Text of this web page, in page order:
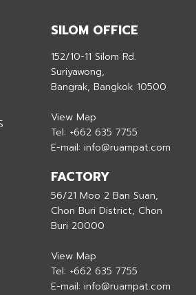
SILOM OFFICE
152/10-11 Silom Rd.
Suriyawong,
Bangrak, Bangkok 10500
View Map
Tel: +662 635 7755
E-mail:info@ruampat.com
FACTORY
56/21 Moo 2 Ban Suan,
Chon Buri District, Chon
Buri 20000
View Map
Tel: +662 635 7755
E-mail:info@ruampat.com